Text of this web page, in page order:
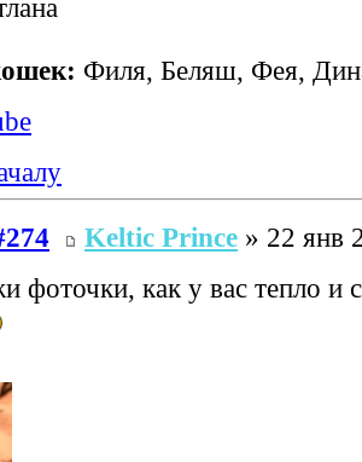
Филя, Беляш, Фея,
Keltic Prince » 22 янв
фоточки, как у вас тепло и